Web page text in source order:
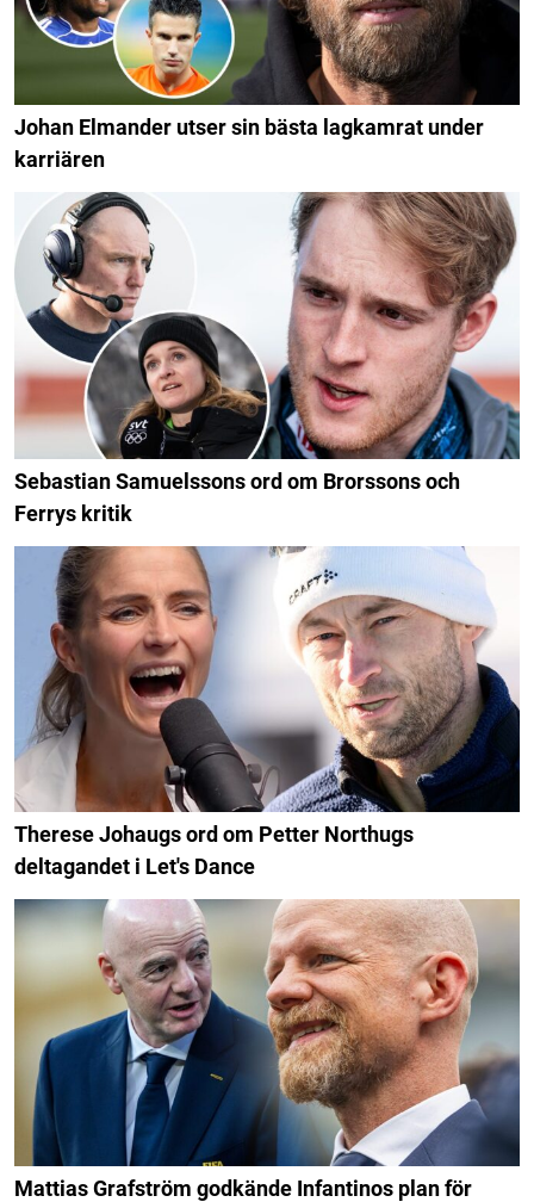
Johan Elmander utser sin bästa lagkamrat under
karriären
Sebastian Samuelssons ord om Brorssons och
Ferrys kritik
Therese Johaugs ord om Petter Northugs
deltagandet i Let's Dance
Mattias Grafström godkände Infantinos plan för